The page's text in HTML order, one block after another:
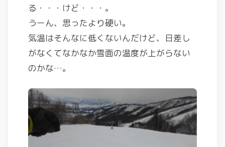
る・・・けど・・・。
うーん、思ったより硬い。
気温はそんなに低くないんだけど、日差し
がなくてなかなか雪面の温度が上がらない
のかな…。